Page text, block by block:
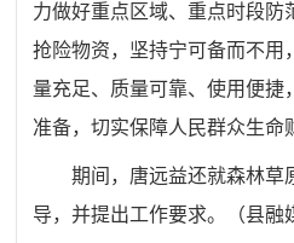
力做好重点区域、重点时段防
抢险物资，坚持宁可备而不用
量充足、质量可靠、使用便捷
准备，切实保障人民群众生命
期间，唐远益还就森林草
导，并提出工作要求。
（县融